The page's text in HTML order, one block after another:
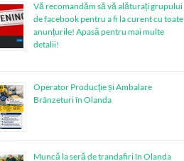
Vă recomandăm să vă alăturați grupului
de facebook pentru a fi la curent cu toate
anunțurile! Apasă pentru mai multe
detalii!
Operator Producție și Ambalare
Brânzeturi în Olanda
Muncă la seră de trandafiri în Olanda